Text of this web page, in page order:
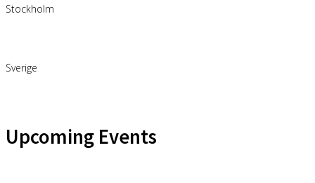
Stockholm
Sverige
Upcoming Events